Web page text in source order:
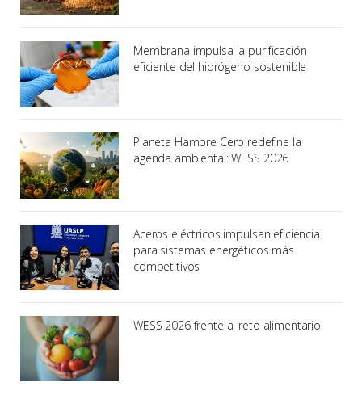
Membrana impulsa la purificación
eficiente del hidrógeno sostenible
Planeta Hambre Cero redefine la
agenda ambiental: WESS 2026
Aceros eléctricos impulsan eficiencia
para sistemas energéticos más
competitivos
WESS 2026 frente al reto alimentario